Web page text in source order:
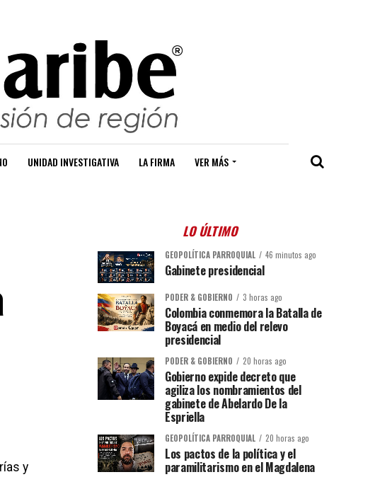
UNIDAD INVESTIGATIVA LA FIRMA VER MÁS
y
LO ÚLTIMO
GEOPOLÍTICA PARROQUIAL 46 minutos ago
Gabinete presidencial
PODER & GOBIERNO 3 horas ago
Colombia conmemora la Batalla de
Boyacá en medio del relevo
presidencial
PODER & GOBIERNO 20 horas ago
Gobierno expide decreto que
agiliza los nombramientos del
gabinete de Abelardo De la
Espriella
GEOPOLÍTICA PARROQUIAL 20 horas ago
Los pactos de la política y el
paramilitarismo en el Magdalena